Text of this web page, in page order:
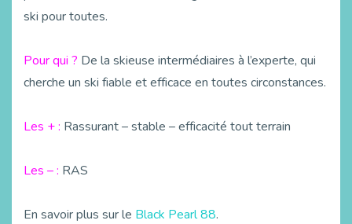
ski pour toutes.
Pour qui ? De la skieuse intermédiaires à l’experte, qui
cherche un ski fiable et efficace en toutes circonstances.
Les + : Rassurant – stable – efficacité tout terrain
Les – : RAS
En savoir plus sur le Black Pearl 88.